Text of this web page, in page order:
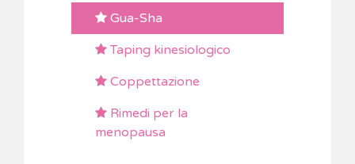
Gua-Sha
Taping kinesiologico
Coppettazione
Rimedi per la
menopausa